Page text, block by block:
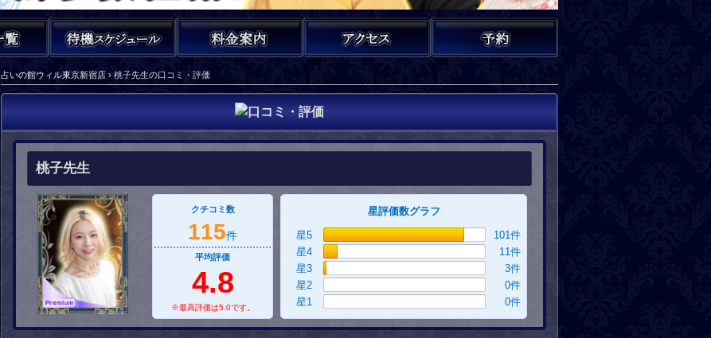
占いの館ウィル東京新宿店 › 桃子先生の口コミ・評価
桃子先生
クチコミ数
115件
平均評価
4.8
※最高評価は5.0です。
星評価数グラフ
星5
101件
星4
11件
星3
3件
星2
0件
星1
0件